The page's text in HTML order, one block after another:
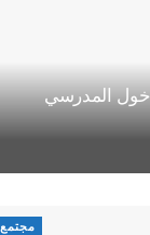
المدرسي
مجتمع